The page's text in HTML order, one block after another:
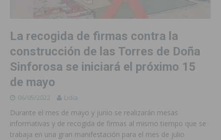
La recogida de firmas contra la
construcción de las Torres de Doña
Sinforosa se iniciará el próximo 15
de mayo
06/05/2022 Lidia
Durante el mes de mayo y junio se realizarán mesas
informativas y de recogida de firmas al mismo tiempo que se
trabaja en una gran manifestación para el mes de julio